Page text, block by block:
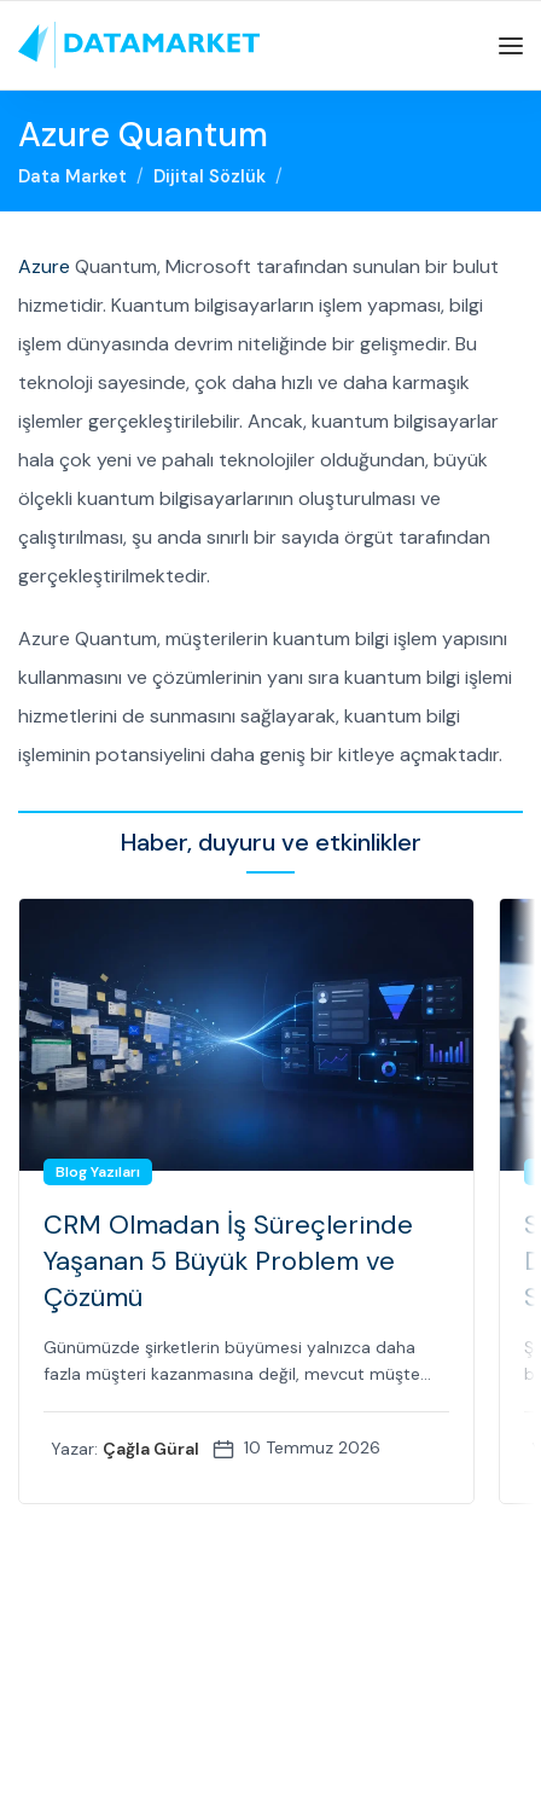
Azure Quantum
Data Market Dijital Sözlük
Azure Quantum, Microsoft tarafından sunulan bir bulut
hizmetidir. Kuantum bilgisayarların işlem yapması, bilgi
işlem dünyasında devrim niteliğinde bir gelişmedir. Bu
teknoloji sayesinde, çok daha hızlı ve daha karmaşık
işlemler gerçekleştirilebilir. Ancak, kuantum bilgisayarlar
hala çok yeni ve pahalı teknolojiler olduğundan, büyük
ölçekli kuantum bilgisayarlarının oluşturulması ve
çalıştırılması, şu anda sınırlı bir sayıda örgüt tarafından
gerçekleştirilmektedir.
Azure Quantum, müşterilerin kuantum bilgi işlem yapısını
kullanmasını ve çözümlerinin yanı sıra kuantum bilgi işlemi
hizmetlerini de sunmasını sağlayarak, kuantum bilgi
işleminin potansiyelini daha geniş bir kitleye açmaktadır.
Haber, duyuru ve etkinlikler
Blog Yazıları
CRM Olmadan İş Süreçlerinde
Yaşanan 5 Büyük Problem ve
Çözümü
Günümüzde şirketlerin büyümesi yalnızca daha
fazla müşteri kazanmasına değil, mevcut müşte...
Yazar: Çağla Güral 10 Temmuz 2026